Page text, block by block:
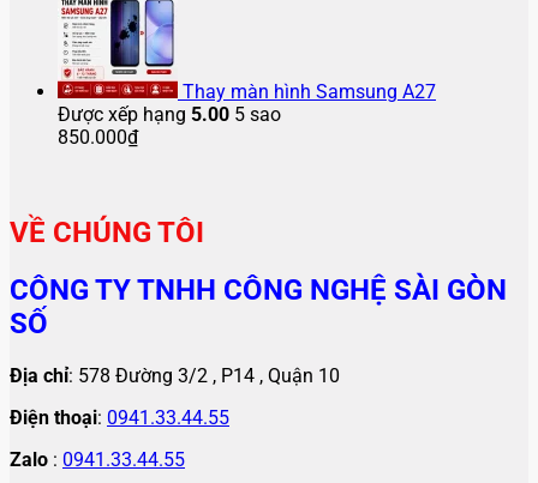
Thay màn hình Samsung A27
Được xếp hạng 5.00 5 sao
850.000₫
VỀ CHÚNG TÔI
CÔNG TY TNHH CÔNG NGHỆ SÀI GÒN
SỐ
Địa chỉ: 578 Đường 3/2 , P14 , Quận 10
Điện thoại: 0941.33.44.55
Zalo : 0941.33.44.55